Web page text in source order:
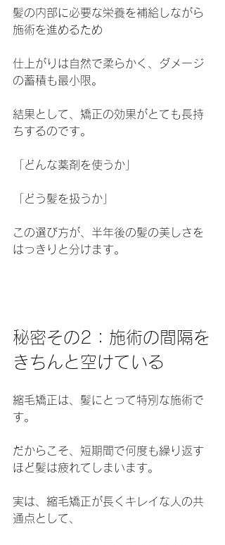
髪の内部に必要な栄養を補給しながら
施術を進めるため
仕上がりは自然で柔らかく、ダメージ
の蓄積も最小限。
結果として、矯正の効果がとても長持
ちするのです。
「どんな薬剤を使うか」
「どう髪を扱うか」
この選び方が、半年後の髪の美しさを
はっきりと分けます。
秘密その2：施術の間隔を
きちんと空けている
縮毛矯正は、髪にとって特別な施術で
す。
だからこそ、短期間で何度も繰り返す
ほど髪は疲れてしまいます。
実は、縮毛矯正が長くキレイな人の共
通点として、